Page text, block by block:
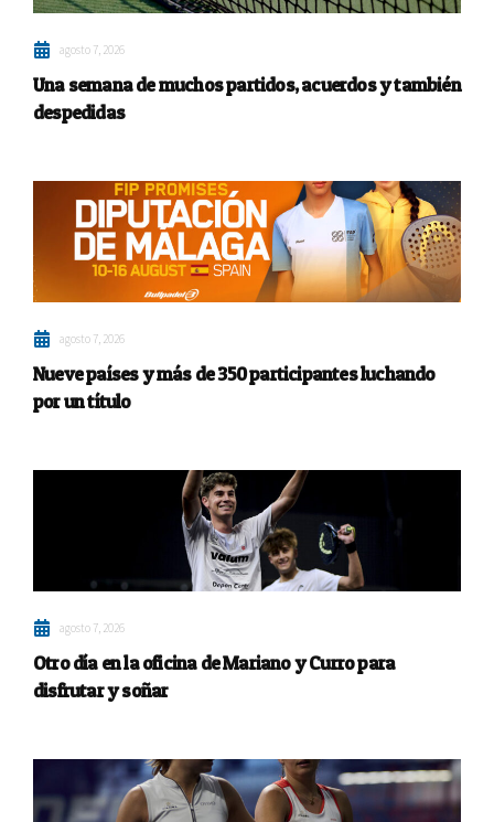
agosto 7, 2026
Una semana de muchos partidos, acuerdos y también
despedidas
agosto 7, 2026
Nueve países y más de 350 participantes luchando
por un título
agosto 7, 2026
Otro día en la oficina de Mariano y Curro para
disfrutar y soñar